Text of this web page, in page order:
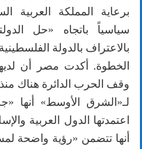
برعاية المملكة العربية
سياسياً باتجاه «حل
بالاعتراف بالدولة
الخطوة. أكدت مصر أن
لـ«الشرق الأوسط» أنها
اعتمدتها الدول العربية
أنها تتضمن «رؤية واضحة